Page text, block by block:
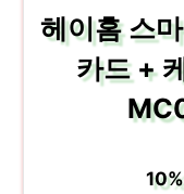
헤이홈 스
카드 +
10%